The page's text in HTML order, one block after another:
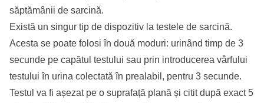
săptămânii de sarcină.
Există un singur tip de dispozitiv la testele de sarcină.
Acesta se poate folosi în două moduri: urinând timp de 3
secunde pe capătul testului sau prin introducerea vârfului
testului în urina colectată în prealabil, pentru 3 secunde.
Testul va fi așezat pe o suprafață plană și citit după exact 5